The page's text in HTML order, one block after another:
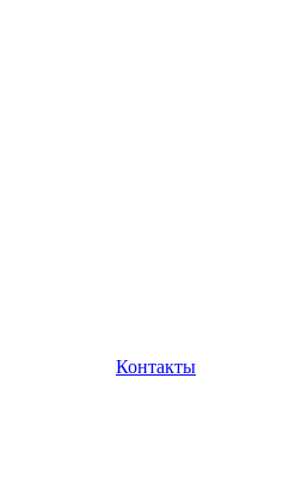
Контакты